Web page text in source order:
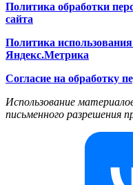
Политика обработки
сайта
Политика
Яндекс.Метрика
Согласие на обработку
Использование
письменного разрешения